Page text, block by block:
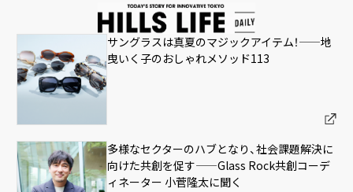
サングラスは真夏のマジックアイテム！——地
曳いく子のおしゃれメソッド113
多様なセクターのハブとなり、社会課題解決に
向けた共創を促す——Glass Rock共創コーデ
ィネーター 小菅隆太に聞く